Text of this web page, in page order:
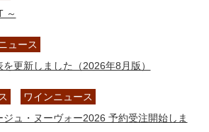
～
ュース
更新しました（2026年8月版）
ワインニュース
ュ・ヌーヴォー2026 予約受注開始しま